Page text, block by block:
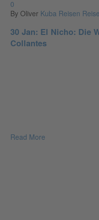
0
By Oliver Kuba Reisen
30 Jan: El Nicho: Die
Collantes
Read More